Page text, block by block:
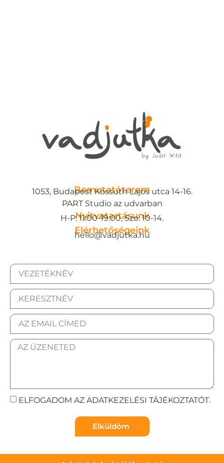
Bemutatóterem
1053, Budapest Kossuth Lajos utca 14-16.
PART Studio az udvarban
Nyitvatartásunk
H-P: 11:00-19:00, Szo: 10-14.
Elérhetőségeink
hello@vadjutka.hu
ELFOGADOM AZ ADATKEZELÉSI TÁJÉKOZTATÓT.
Elküldöm